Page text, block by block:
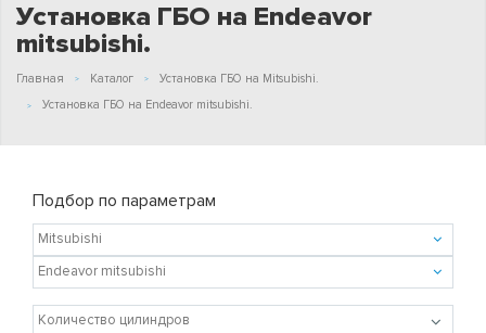
Установка ГБО на Endeavor
mitsubishi.
Главная Каталог
Установка ГБО на Mitsubishi.
Установка ГБО на Endeavor mitsubishi.
Подбор по параметрам